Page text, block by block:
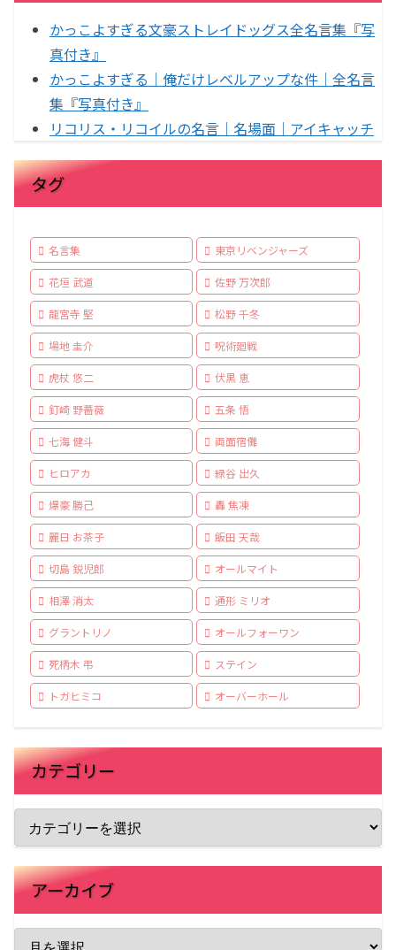
かっこよすぎる文豪ストレイドッグス全名言集『写
真付き』
かっこよすぎる｜俺だけレベルアップな件｜全名言
集『写真付き』
リコリス・リコイルの名言｜名場面｜アイキャッチ
タグ
名言集 東京リベンジャーズ
花垣 武道 佐野 万次郎
龍宮寺 堅 松野 千冬
場地 圭介 呪術廻戦
虎杖 悠二 伏黒 恵
釘崎 野薔薇 五条 悟
七海 健斗 両面宿儺
ヒロアカ 緑谷 出久
爆豪 勝己 轟 焦凍
麗日 お茶子 飯田 天哉
切島 鋭児郎 オールマイト
相澤 消太 通形 ミリオ
グラントリノ オールフォーワン
死柄木 弔 ステイン
トガヒミコ オーバーホール
カテゴリー
アーカイブ